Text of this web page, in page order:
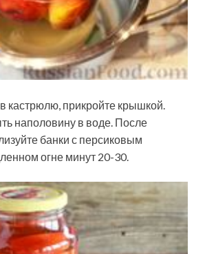
кастрюлю, прикройте крышкой.
наполовину в воде. После
банки с персиковым
огне минут 20-30.